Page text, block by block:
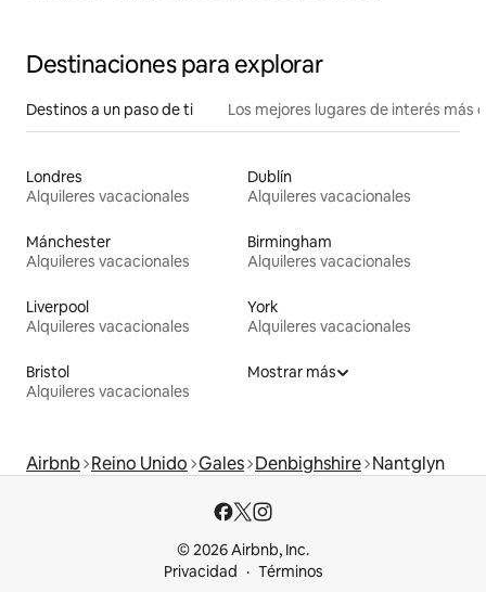
Destinaciones para explorar
Destinos a un paso de ti Los mejores lugares de interés más
Londres
Alquileres vacacionales
Dublín
Alquileres vacacionales
Mánchester
Alquileres vacacionales
Birmingham
Alquileres vacacionales
Liverpool
Alquileres vacacionales
York
Alquileres vacacionales
Bristol
Alquileres vacacionales
Mostrar más
Airbnb Reino Unido Gales Denbighshire Nantglyn
© 2026 Airbnb, Inc.
Privacidad
Términos